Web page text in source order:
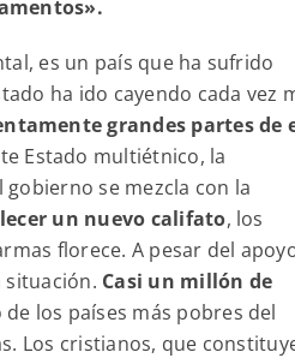
es un país que ha sufrido
ha ido cayendo cada vez
grandes partes de
Estado multiétnico, la
se mezcla con la
un nuevo califato, los
florece. A pesar del
situación. Casi un millón de
de los países más pobres del
Los cristianos, que